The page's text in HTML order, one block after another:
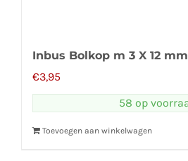
Inbus Bolkop m 3 X 12
€3,95
58 op
Toevoegen aan winkelwagen